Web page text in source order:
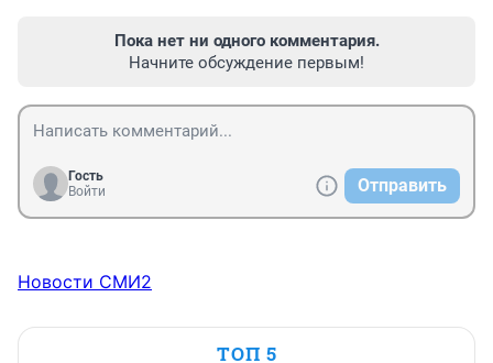
Пока нет ни одного комментария.
Начните обсуждение первым!
Гость
Войти
Отправить
Новости СМИ2
ТОП 5